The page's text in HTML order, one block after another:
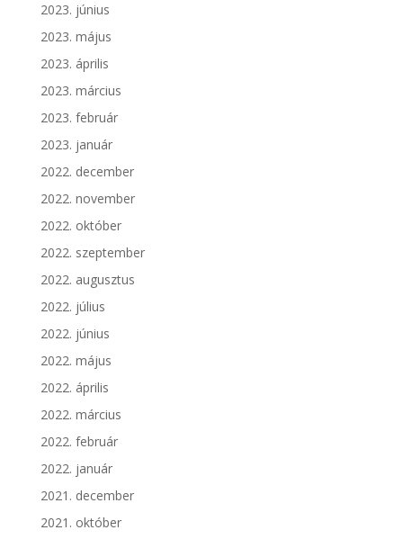
2023. június
2023. május
2023. április
2023. március
2023. február
2023. január
2022. december
2022. november
2022. október
2022. szeptember
2022. augusztus
2022. július
2022. június
2022. május
2022. április
2022. március
2022. február
2022. január
2021. december
2021. október